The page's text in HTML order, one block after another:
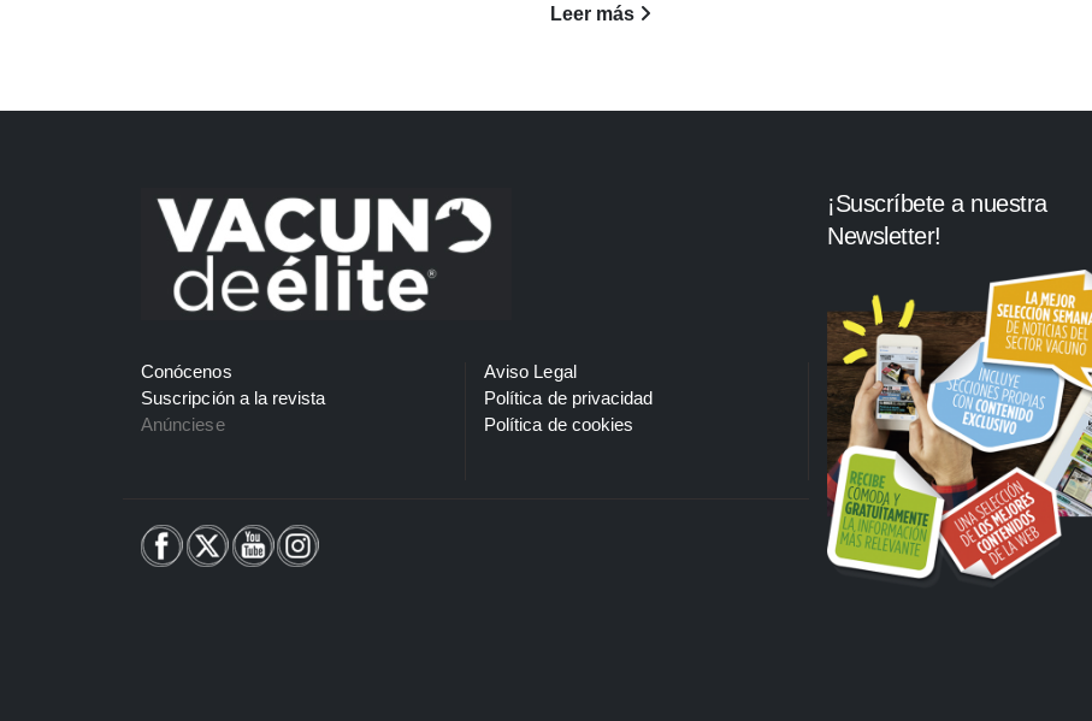
Leer más
Conócenos
Suscripción a la revista
Anúnciese
Aviso Legal
Política de privacidad
Política de cookies
¡Suscríbete a nuestra
Newsletter!